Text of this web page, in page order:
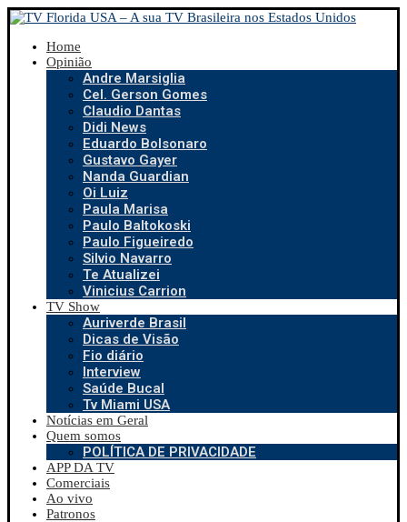
Home
Opinião
Andre Marsiglia
Cel. Gerson Gomes
Claudio Dantas
Didi News
Eduardo Bolsonaro
Gustavo Gayer
Nanda Guardian
Oi Luiz
Paula Marisa
Paulo Baltokoski
Paulo Figueiredo
Silvio Navarro
Te Atualizei
Vinicius Carrion
TV Show
Auriverde Brasil
Dicas de Visão
Fio diário
Interview
Saúde Bucal
Tv Miami USA
Notícias em Geral
Quem somos
POLÍTICA DE PRIVACIDADE
APP DA TV
Comerciais
Ao vivo
Patronos